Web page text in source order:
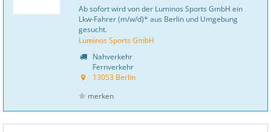
Ab sofort wird von der Luminos Sports GmbH ein
Lkw-Fahrer (m/w/d)* aus Berlin und Umgebung
gesucht.
Luminos Sports GmbH
Nahverkehr
Fernverkehr
13053 Berlin
merken